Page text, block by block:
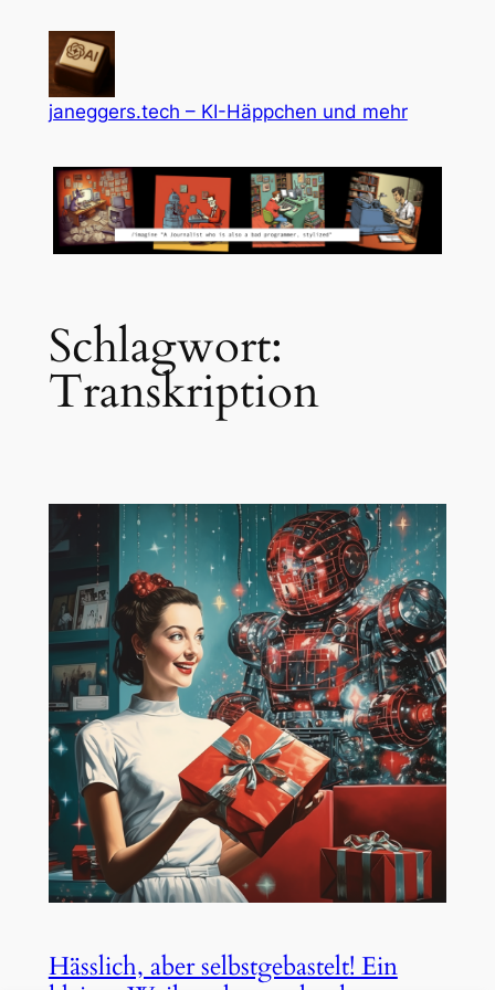
springen
janeggers.tech – KI-Häppchen und mehr
Schlagwort:
Transkription
Hässlich, aber selbstgebastelt! Ein